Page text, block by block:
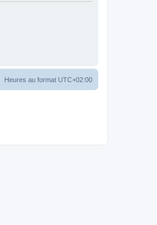
Heures au format UTC+02:00